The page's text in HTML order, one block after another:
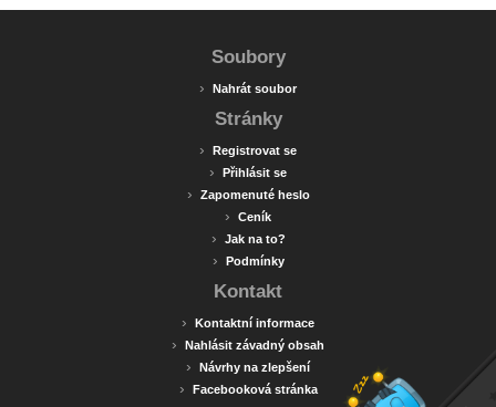
Soubory
› Nahrát soubor
Stránky
› Registrovat se
› Přihlásit se
› Zapomenuté heslo
› Ceník
› Jak na to?
› Podmínky
Kontakt
› Kontaktní informace
› Nahlásit závadný obsah
› Návrhy na zlepšení
› Facebooková stránka